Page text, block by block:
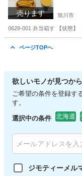
売ります 旭川市
0628-001 弁当箱す 【状態】
ページTOPへ
欲しいモノが見つか
ご希望の条件を登録す
す。
選択中の条件 北海道
ジモティーメル